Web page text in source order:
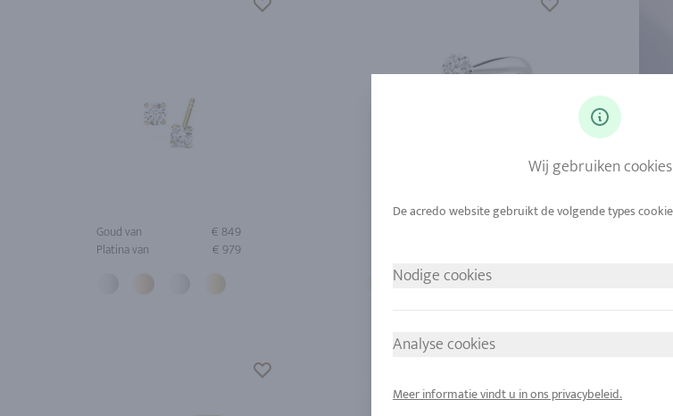
Goud van
€ 849
Platina van
€ 979
Wij gebruiken cookies
Nodige cookies
Analyse cookies
Meer informatie vindt u in ons privacybeleid.